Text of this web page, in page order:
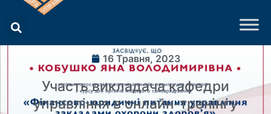
16 Травня, 2023
Участь викладача кафедри
управління в онлайн-тренінгу